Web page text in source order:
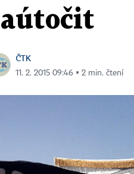
ČTK
11. 2. 2015 09:46 ▪ 2 min. čtení